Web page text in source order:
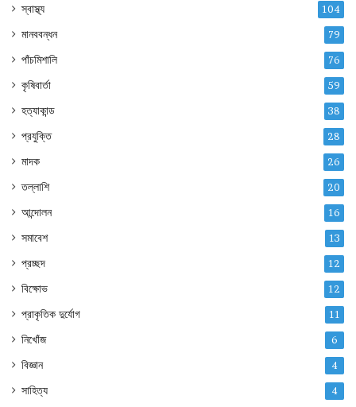
স্বাস্থ্য 104
মানববন্ধন 79
পাঁচমিশালি 76
কৃষিবার্তা 59
হত্যাকান্ড 38
প্রযুক্তি 28
মাদক 26
তল্লাশি 20
আন্দোলন 16
সমাবেশ 13
প্রচ্ছদ 12
বিক্ষোভ 12
প্রাকৃতিক দুর্যোগ 11
নিখোঁজ 6
বিজ্ঞান 4
সাহিত্য 4